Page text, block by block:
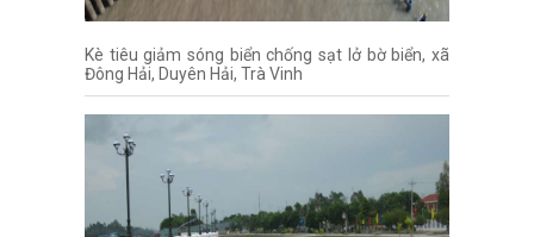
Kè tiêu giảm sóng biển chống sạt lở bờ biển, xã
Đông Hải, Duyên Hải, Trà Vinh